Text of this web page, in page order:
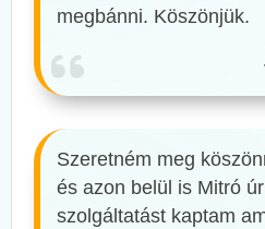
megbánni. Köszönjük.
Szeretném meg
és azon belül is Mitró
szolgáltatást kaptam